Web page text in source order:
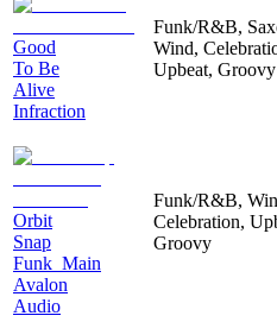
Good
To Be
Alive
Infraction
Funk/R&B,
Wind,
Upbeat, Groovy
Orbit
Snap
Funk_Main
Avalon
Audio
Funk/R&B,
Celebration,
Groovy